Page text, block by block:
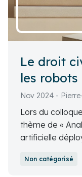
Le droit
les
Nov
Lors du
thème de «
artificielle
juriste
Non catégorisé